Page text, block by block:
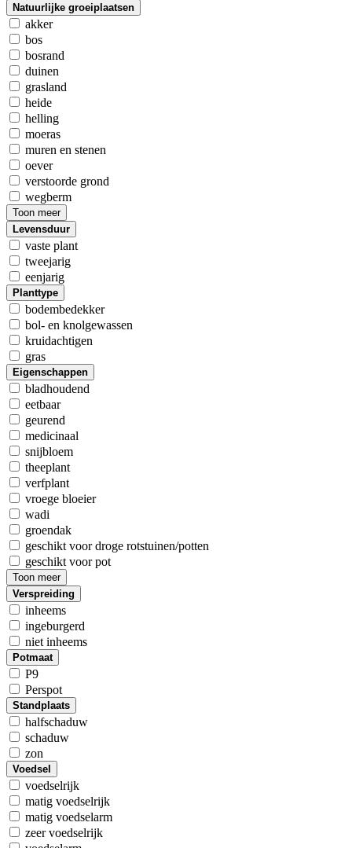
Natuurlijke groeiplaatsen
akker
bos
bosrand
duinen
grasland
heide
helling
moeras
muren en stenen
oever
verstoorde grond
wegberm
Toon meer
Levensduur
vaste plant
tweejarig
eenjarig
Planttype
bodembedekker
bol- en knolgewassen
kruidachtigen
gras
Eigenschappen
bladhoudend
eetbaar
geurend
medicinaal
snijbloem
theeplant
verfplant
vroege bloeier
wadi
groendak
geschikt voor droge rotstuinen/potten
geschikt voor pot
Toon meer
Verspreiding
inheems
ingeburgerd
niet inheems
Potmaat
P9
Perspot
Standplaats
halfschaduw
schaduw
zon
Voedsel
voedselrijk
matig voedselrijk
matig voedselarm
zeer voedselrijk